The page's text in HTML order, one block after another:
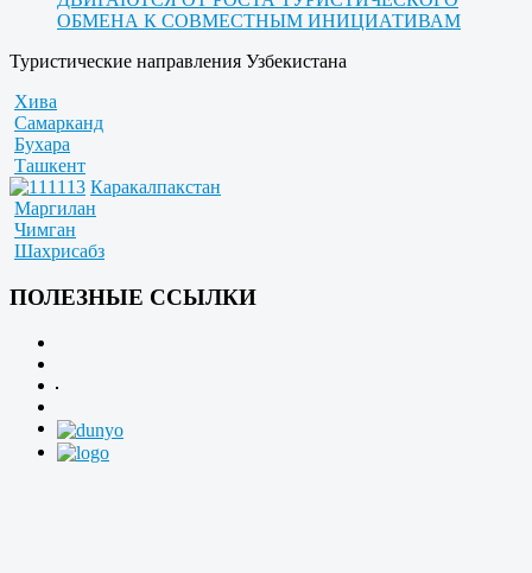
ОБМЕНА К СОВМЕСТНЫМ ИНИЦИАТИВАМ
Туристические направления Узбекистана
Хива
Самарканд
Бухара
Ташкент
Каракалпакстан
Маргилан
Чимган
Шахрисабз
ПОЛЕЗНЫЕ ССЫЛКИ